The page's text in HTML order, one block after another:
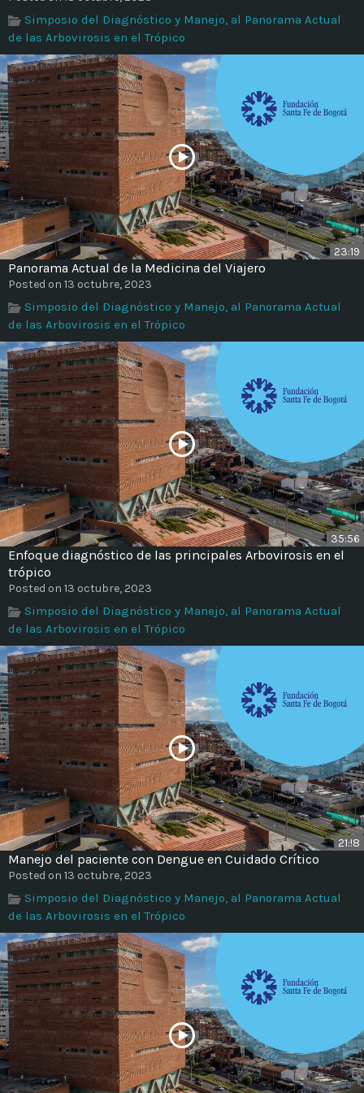
Time
Simposio del Diagnóstico y Manejo, al Panorama Actual
de las Arbovirosis en el Trópico
23:19
Panorama Actual de la Medicina del Viajero
Posted on 13 octubre, 2023
Simposio del Diagnóstico y Manejo, al Panorama Actual
de las Arbovirosis en el Trópico
35:56
Enfoque diagnóstico de las principales Arbovirosis en el
trópico
Posted on 13 octubre, 2023
Simposio del Diagnóstico y Manejo, al Panorama Actual
de las Arbovirosis en el Trópico
21:!8
Manejo del paciente con Dengue en Cuidado Crítico
Posted on 13 octubre, 2023
Simposio del Diagnóstico y Manejo, al Panorama Actual
de las Arbovirosis en el Trópico